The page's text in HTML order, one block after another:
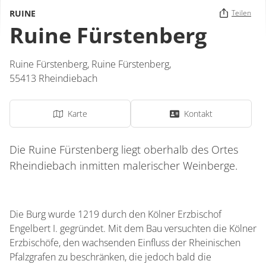
RUINE Teilen
Ruine Fürstenberg
Ruine Fürstenberg, Ruine Fürstenberg,
55413 Rheindiebach
Karte Kontakt
Die Ruine Fürstenberg liegt oberhalb des Ortes
Rheindiebach inmitten malerischer Weinberge.
Die Burg wurde 1219 durch den Kölner Erzbischof
Engelbert I. gegründet. Mit dem Bau versuchten die Kölner
Erzbischöfe, den wachsenden Einfluss der Rheinischen
Pfalzgrafen zu beschränken, die jedoch bald die